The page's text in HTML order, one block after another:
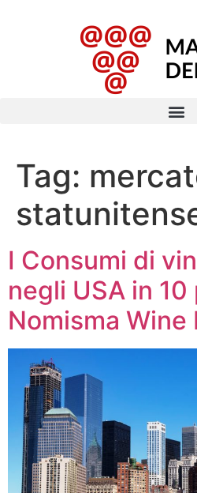
Tag:
I Consumi di
negli USA in
Nomisma